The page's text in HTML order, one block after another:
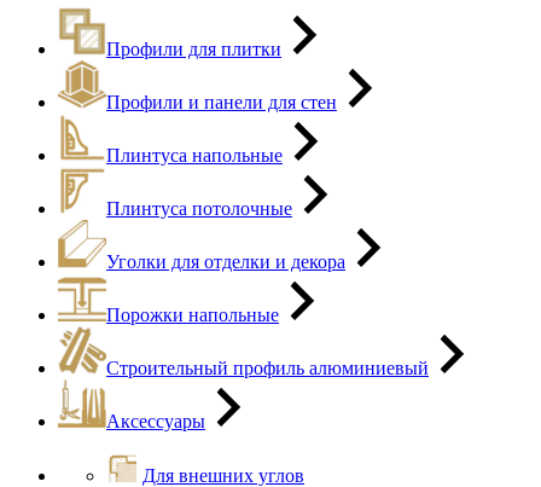
Профили для плитки
Профили и панели для стен
Плинтуса напольные
Плинтуса потолочные
Уголки для отделки и декора
Порожки напольные
Строительный профиль алюминиевый
Аксессуары
Для внешних углов